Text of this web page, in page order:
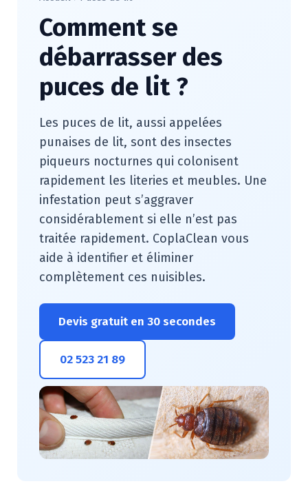
Comment se
débarrasser des
puces de lit ?
Les puces de lit, aussi appelées
punaises de lit, sont des insectes
piqueurs nocturnes qui colonisent
rapidement les literies et meubles. Une
infestation peut s’aggraver
considérablement si elle n’est pas
traitée rapidement. CoplaClean vous
aide à identifier et éliminer
complètement ces nuisibles.
Devis gratuit en 30 secondes
02 523 21 89